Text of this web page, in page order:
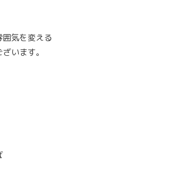
気を変える
います。